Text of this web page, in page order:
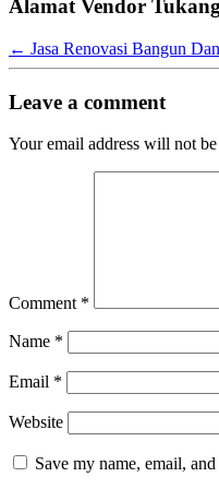
Alamat Vendor
← Jasa Renovasi Bangun
Leave a comment
Your email address will not
Comment *
Name *
Email *
Website
Save my name, email,